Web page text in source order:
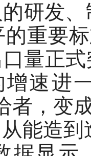
研发
重要
量正
增速进
者，变
能造到